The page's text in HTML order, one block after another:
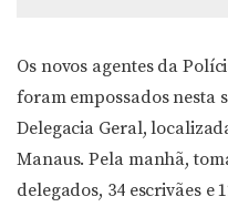
Os novos agentes da
foram empossados nesta
Delegacia Geral,
Manaus. Pela manhã,
delegados, 34 escrivães e